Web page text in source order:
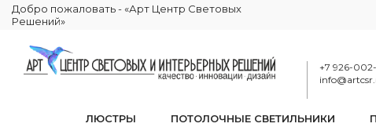
Добро пожаловать - «Арт Центр Световых
Решений»
+7 926-
ЛЮСТРЫ ПОТОЛОЧНЫЕ СВЕТИЛЬНИКИ